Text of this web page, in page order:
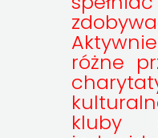
różne
kluby